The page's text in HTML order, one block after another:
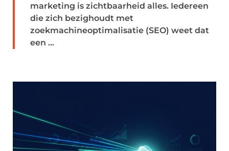
marketing is zichtbaarheid alles. Iedereen
die zich bezighoudt met
zoekmachineoptimalisatie (SEO) weet dat
een ...